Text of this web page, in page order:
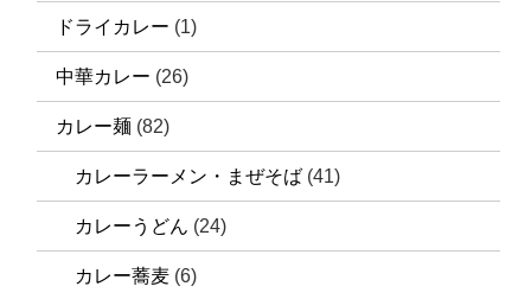
ドライカレー (1)
中華カレー (26)
カレー麺 (82)
カレーラーメン・まぜそば (41)
カレーうどん (24)
カレー蕎麦 (6)